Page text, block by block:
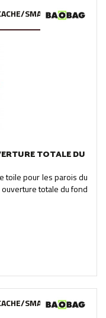
SMARTY/
TOTALE DU
toile pour les parois du
totale du fond
SMARTY/